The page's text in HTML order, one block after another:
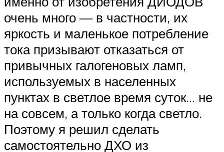
очень много — в частности, их
яркость и маленькое потребление
тока призывают отказаться от
привычных галогеновых ламп,
используемых в населенных
пунктах в светлое время суток… не
на совсем, а только когда светло.
Поэтому я решил сделать
самостоятельно ДХО из